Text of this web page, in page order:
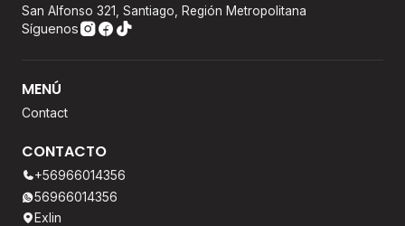
San Alfonso 321, Santiago, Región Metropolitana
Síguenos
MENÚ
Contact
CONTACTO
+56966014356
56966014356
Exlin